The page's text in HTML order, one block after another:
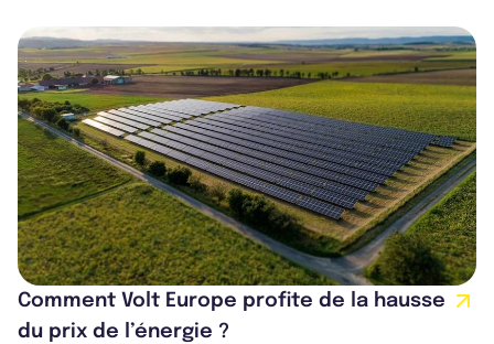
Comment Volt Europe profite de la hausse
du prix de l’énergie ?